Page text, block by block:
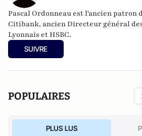
Pascal Ordonneau est l'ancienpatron
Citibank, ancien Directeur général
Lyonnais et HSBC.
Il a notamment publié
critique de la banque et de la finance
économiques et financières.
SUIVRE
POPULAIRES
PLUS LUS